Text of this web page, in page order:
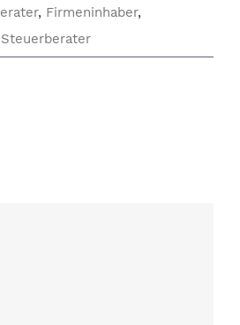
, Firmeninhaber,
Steuerberater